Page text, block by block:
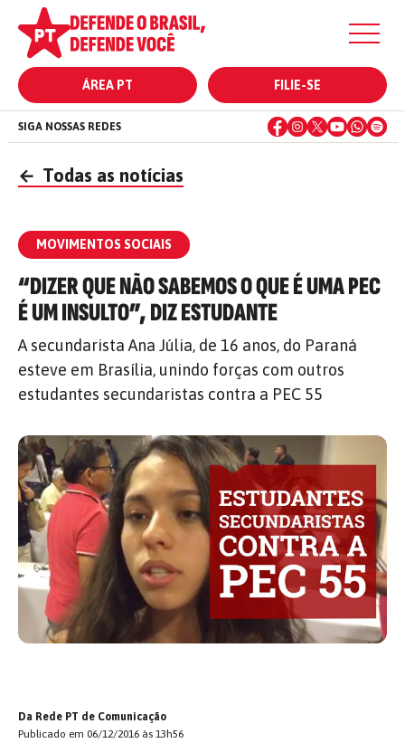
ÁREA PT FILIE-SE
SIGA NOSSAS REDES
← Todas as notícias
MOVIMENTOS SOCIAIS
“DIZER QUE NÃO SABEMOS O QUE É UMA PEC
É UM INSULTO”, DIZ ESTUDANTE
A secundarista Ana Júlia, de 16 anos, do Paraná
esteve em Brasília, unindo forças com outros
estudantes secundaristas contra a PEC 55
Da Rede PT de Comunicação
Publicado em 06/12/2016 às 13h56